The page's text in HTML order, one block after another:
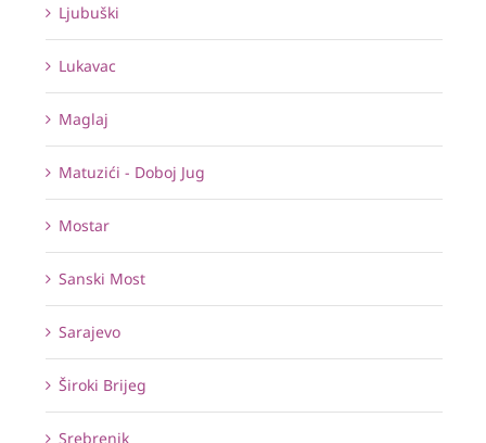
Ljubuški
Lukavac
Maglaj
Matuzići - Doboj Jug
Mostar
Sanski Most
Sarajevo
Široki Brijeg
Srebrenik